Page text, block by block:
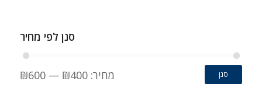
סנן לפי מחיר
סנן מחיר:₪400
—
₪600